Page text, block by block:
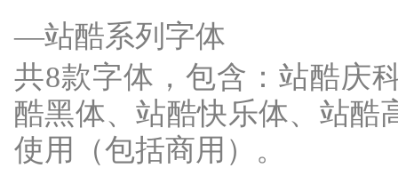
—站酷系列字体
共8款字体，包含：站酷庆
酷黑体、站酷快乐体、站酷
使用（包括商用）。